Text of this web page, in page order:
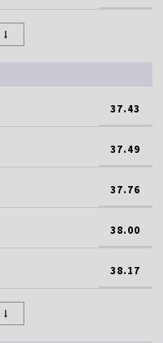
37.43
37.49
37.76
38.00
38.17